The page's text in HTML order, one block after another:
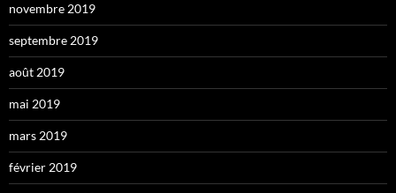
novembre 2019
septembre 2019
août 2019
mai 2019
mars 2019
février 2019